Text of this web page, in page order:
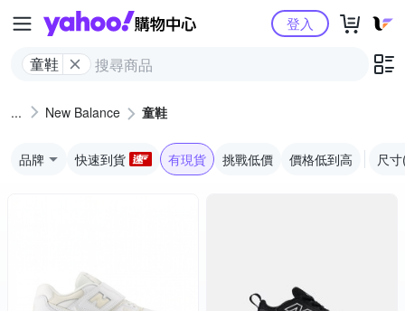
Yahoo購物中心
童鞋
登入
New Balance 童鞋
品牌 快速到貨 有現貨 挑戰低價 價格低到高 尺